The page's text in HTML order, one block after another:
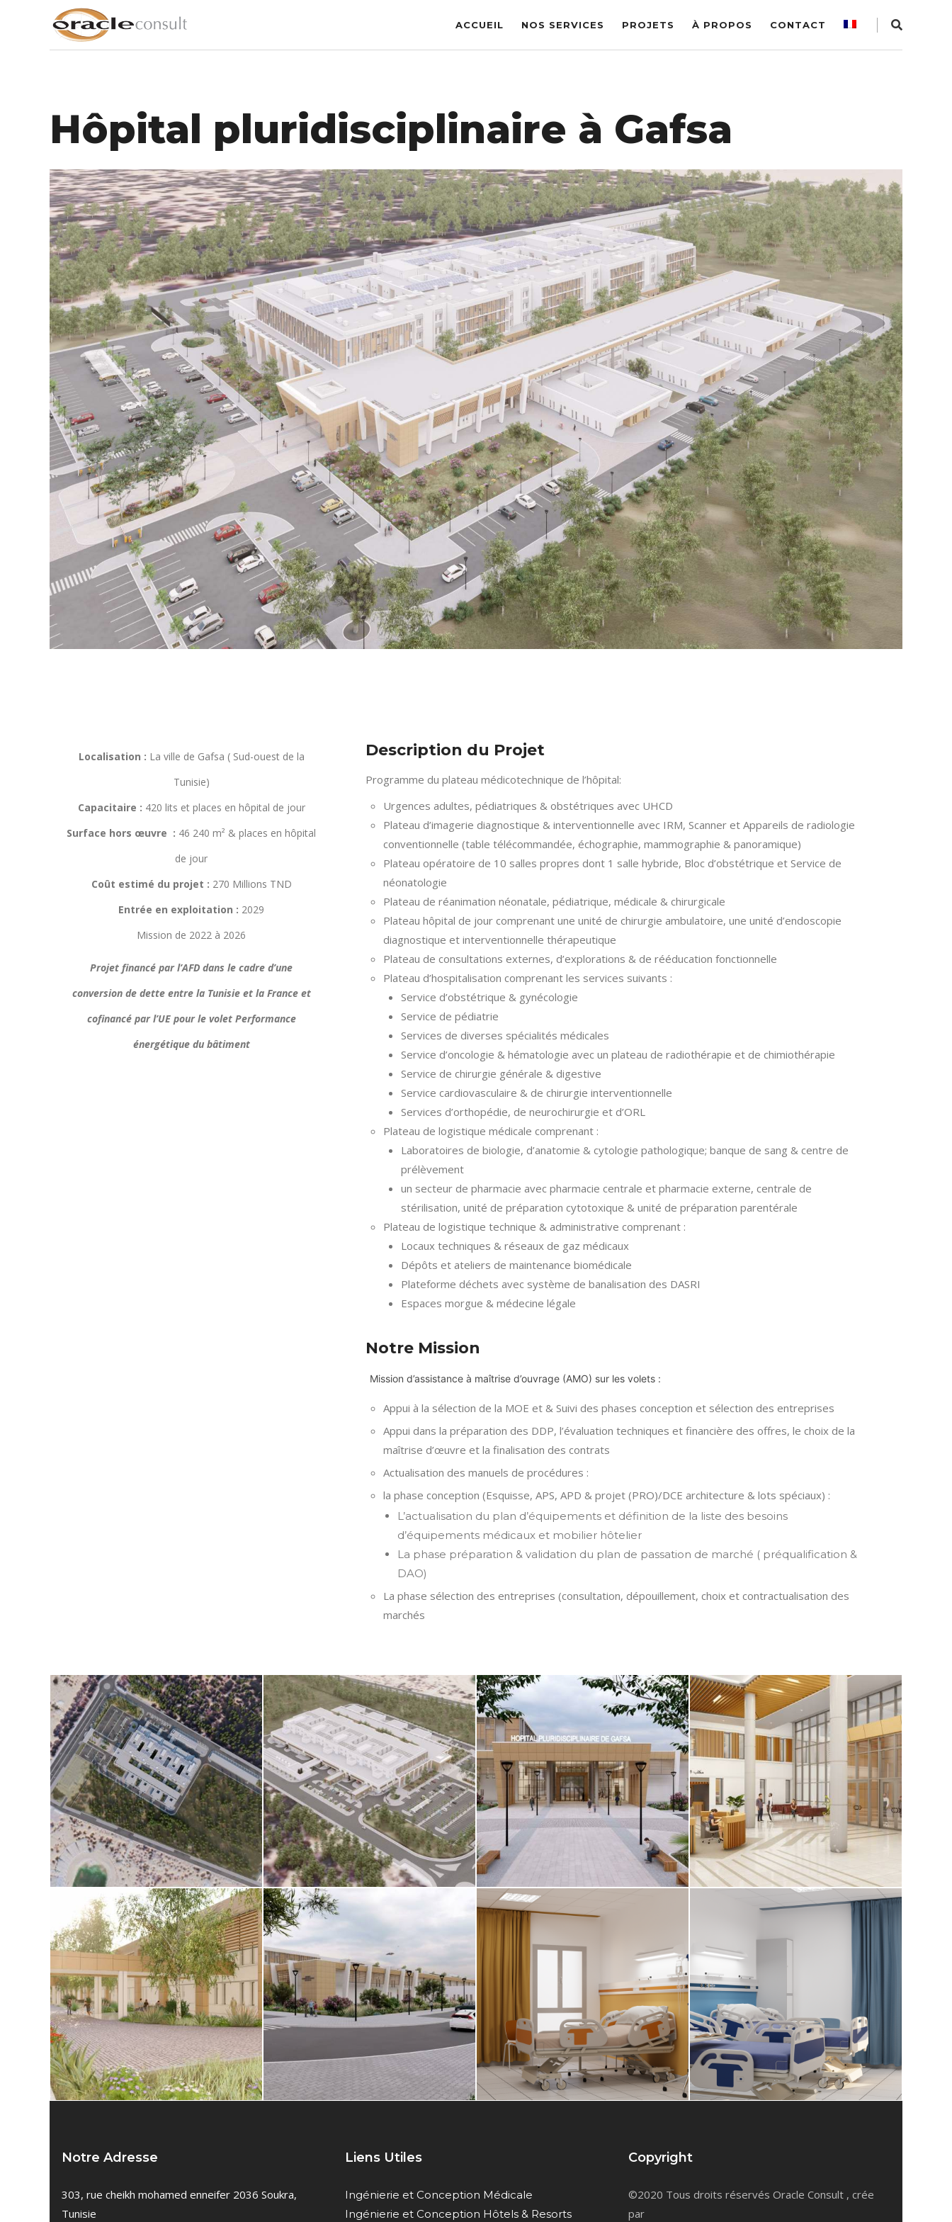
ACCUEIL NOS SERVICES PROJETS À PROPOS CONTACT
Hôpital pluridisciplinaire à Gafsa
Localisation : La ville de Gafsa ( Sud-ouest de la
Tunisie)
Capacitaire : 420 lits et places en hôpital de jour
Surface hors œuvre : 46 240 m² & places en hôpital
de jour
Coût estimé du projet : 270 Millions TND
Entrée en exploitation : 2029
Mission de 2022 à 2026
Projet financé par l’AFD dans le cadre d’une
conversion de dette entre la Tunisie et la France et
cofinancé par l’UE pour le volet Performance
énergétique du bâtiment
Description du Projet
Programme du plateau médicotechnique de l’hôpital:
Urgences adultes, pédiatriques & obstétriques avec UHCD
Plateau d’imagerie diagnostique & interventionnelle avec IRM, Scanner et Appareils de radiologie
conventionnelle (table télécommandée, échographie, mammographie & panoramique)
Plateau opératoire de 10 salles propres dont 1 salle hybride, Bloc d’obstétrique et Service de
néonatologie
Plateau de réanimation néonatale, pédiatrique, médicale & chirurgicale
Plateau hôpital de jour comprenant une unité de chirurgie ambulatoire, une unité d’endoscopie
diagnostique et interventionnelle thérapeutique
Plateau de consultations externes, d’explorations & de rééducation fonctionnelle
Plateau d’hospitalisation comprenant les services suivants :
Service d’obstétrique & gynécologie
Service de pédiatrie
Services de diverses spécialités médicales
Service d’oncologie & hématologie avec un plateau de radiothérapie et de chimiothérapie
Service de chirurgie générale & digestive
Service cardiovasculaire & de chirurgie interventionnelle
Services d’orthopédie, de neurochirurgie et d’ORL
Plateau de logistique médicale comprenant :
Laboratoires de biologie, d’anatomie & cytologie pathologique; banque de sang & centre de
prélèvement
un secteur de pharmacie avec pharmacie centrale et pharmacie externe, centrale de
stérilisation, unité de préparation cytotoxique & unité de préparation parentérale
Plateau de logistique technique & administrative comprenant :
Locaux techniques & réseaux de gaz médicaux
Dépôts et ateliers de maintenance biomédicale
Plateforme déchets avec système de banalisation des DASRI
Espaces morgue & médecine légale
Notre Mission
Mission d’assistance à maîtrise d’ouvrage (AMO) sur les volets :
Appui à la sélection de la MOE et & Suivi des phases conception et sélection des entreprises
Appui dans la préparation des DDP, l’évaluation techniques et financière des offres, le choix de la
maîtrise d’œuvre et la finalisation des contrats
Actualisation des manuels de procédures :
la phase conception (Esquisse, APS, APD & projet (PRO)/DCE architecture & lots spéciaux) :
L’actualisation du plan d’équipements et définition de la liste des besoins
d’équipements médicaux et mobilier hôtelier
La phase préparation & validation du plan de passation de marché ( préqualification &
DAO)
La phase sélection des entreprises (consultation, dépouillement, choix et contractualisation des
marchés
Notre Adresse
303, rue cheikh mohamed enneifer 2036 Soukra,
Tunisie
Liens Utiles
Ingénierie et Conception Médicale
Ingénierie et Conception Hôtels & Resorts
Copyright
©2020 Tous droits réservés Oracle Consult , crée
par